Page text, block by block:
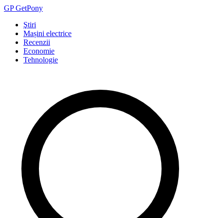
GPGetPony
Ştiri
Mașini electrice
Recenzii
Economie
Tehnologie